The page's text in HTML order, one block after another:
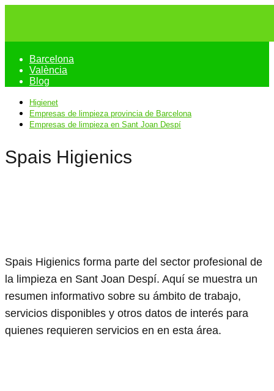
Barcelona
València
Blog
Higienet
Empresas de limpieza provincia de Barcelona
Empresas de limpieza en Sant Joan Despí
Spais Higienics
Spais Higienics forma parte del sector profesional de
la limpieza en Sant Joan Despí. Aquí se muestra un
resumen informativo sobre su ámbito de trabajo,
servicios disponibles y otros datos de interés para
quienes requieren servicios en en esta área.